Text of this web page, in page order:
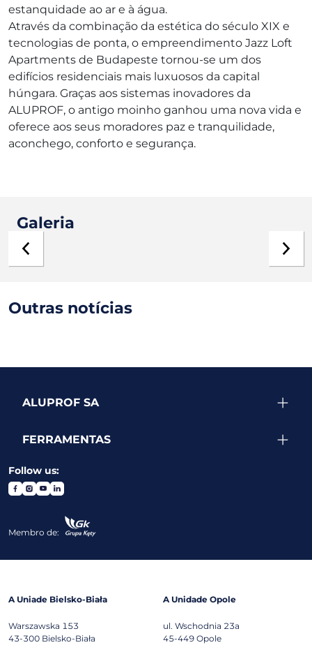
estanquidade ao ar e à água.
Através da combinação da estética do século XIX e
tecnologias de ponta, o empreendimento Jazz Loft
Apartments de Budapeste tornou-se um dos
edifícios residenciais mais luxuosos da capital
húngara. Graças aos sistemas inovadores da
ALUPROF, o antigo moinho ganhou uma nova vida e
oferece aos seus moradores paz e tranquilidade,
aconchego, conforto e segurança.
Galeria
Outras notícias
ALUPROF SA
FERRAMENTAS
Follow us:
Membro de:
A Uniade Bielsko-Biała
Warszawska 153
43-300 Bielsko-Biała
A Unidade Opole
ul. Wschodnia 23a
45-449 Opole